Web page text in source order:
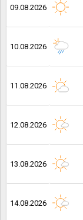
09.08.2026
10.08.2026
11.08.2026
12.08.2026
13.08.2026
14.08.2026